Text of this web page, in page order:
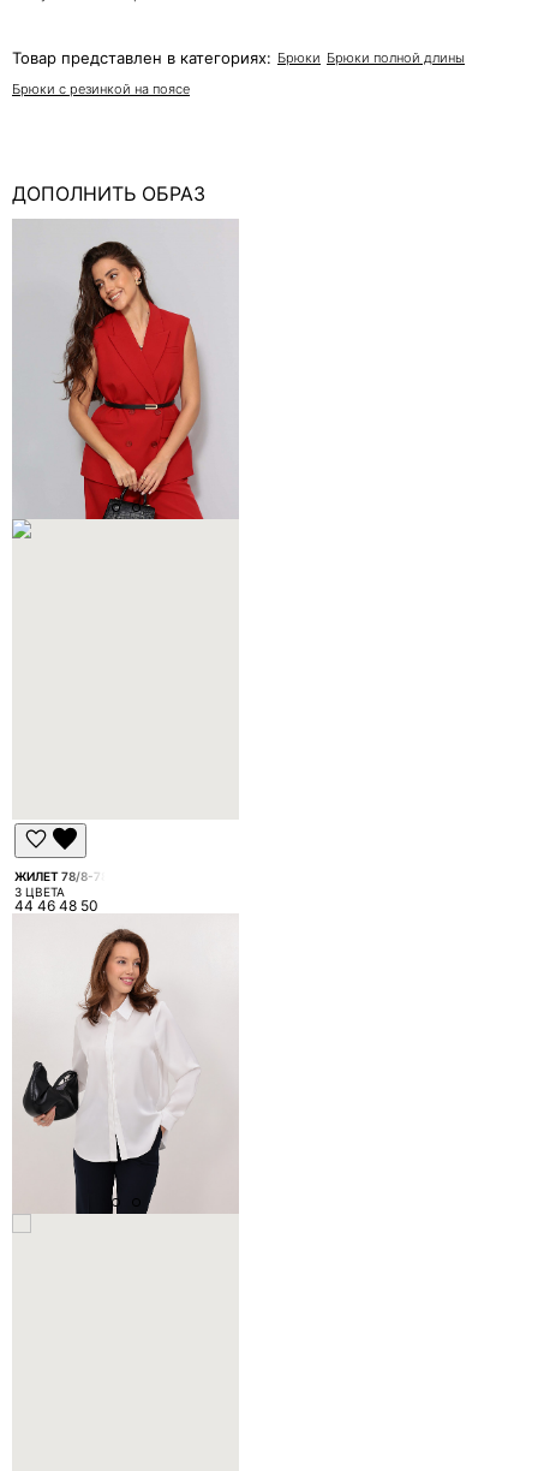
Товар представлен в категориях: Брюки Брюки полной длины
Брюки с резинкой на поясе
ДОПОЛНИТЬ ОБРАЗ
ЖИЛЕТ 78/8-78
3 ЦВЕТА
44 46 48 50